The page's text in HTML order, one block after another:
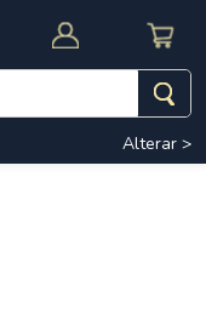
Alterar >